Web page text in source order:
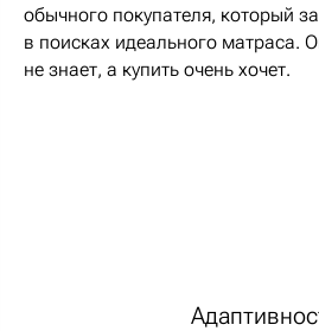
обычного покупателя, который
в поисках идеального матраса.
не знает, а купить очень хочет.